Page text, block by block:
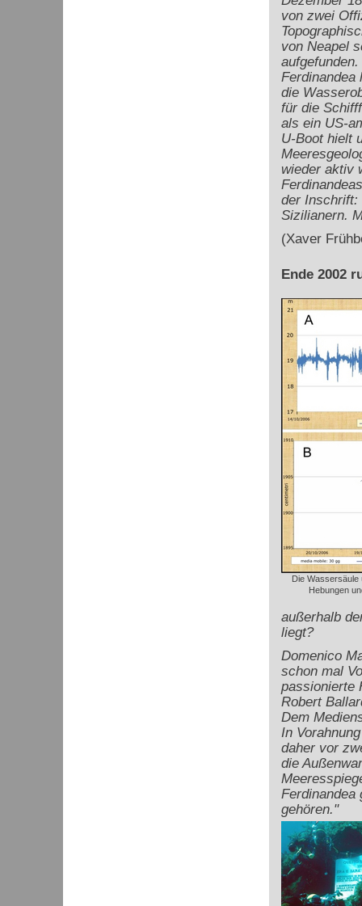
von zwei
von Neapel
Ferdinandea
die
für die
als ein US-
U-Boot hielt
wieder aktiv
der Inschrift:
Sizilianern.
(Xaver
Ende 2002
Die Wassersäule
Hebungen
außerhalb
liegt?
Domenico
schon mal
passionierte
Robert
Dem
In
daher vor
die
Ferdinandea
gehören."